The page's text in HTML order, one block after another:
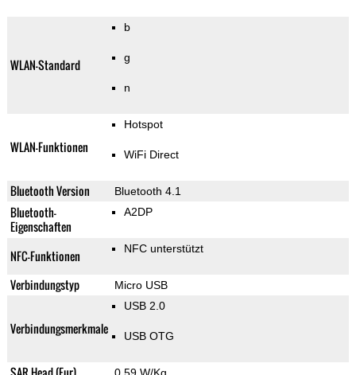
WLAN-Standard
b
g
n
WLAN-Funktionen
Hotspot
WiFi Direct
Bluetooth Version Bluetooth 4.1
Bluetooth-
Eigenschaften
A2DP
NFC-Funktionen NFC unterstützt
Verbindungstyp Micro USB
Verbindungsmerkmale
USB 2.0
USB OTG